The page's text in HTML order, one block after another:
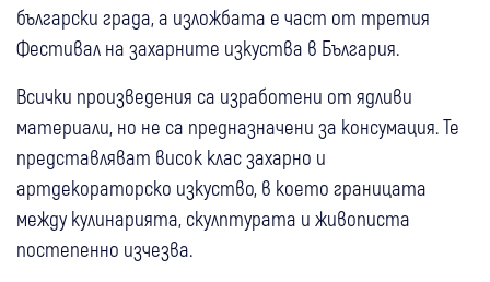
български града, а изложбата е част от третия
Фестивал на захарните изкуства в България.
Всички произведения са изработени от ядливи
материали, но не са предназначени за консумация. Те
представляват висок клас захарно и
артдекораторско изкуство, в което границата
между кулинарията, скулптурата и живописта
постепенно изчезва.